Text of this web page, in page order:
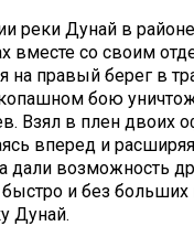
реки Дунай в районе
вместе со своим
на правый берег в
бою
Взял в плен двоих
вперед и
дали возможность
и без больших
Дунай.